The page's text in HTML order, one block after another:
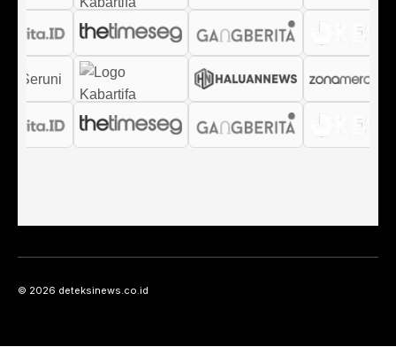
© 2026 deteksinews.co.id